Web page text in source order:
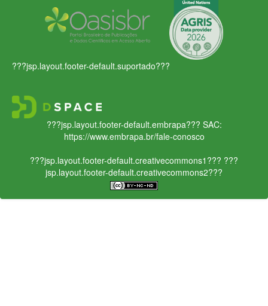
???jsp.layout.footer-default.suportado???
???jsp.layout.footer-default.embrapa??? SAC:
https://www.embrapa.br/fale-conosco
???jsp.layout.footer-default.creativecommons1??? ???
jsp.layout.footer-default.creativecommons2???